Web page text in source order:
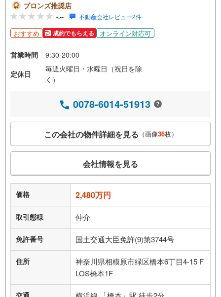
ブロンズ推奨店
-.-- 不動産会社レビュー2件
おすすめ 成約でもらえる オンライン対応可
営業時間
9:30-20:00
定休日
毎週火曜日・水曜日（祝日を除
く）
0078-6014-51913
この会社の物件詳細を見る （画像36枚）
会社情報を見る
価格 2,480万円
取引態様 仲介
免許番号 国土交通大臣免許(9)第3744号
住所
神奈川県相模原市緑区橋本6丁目4-15 F
LOS橋本1F